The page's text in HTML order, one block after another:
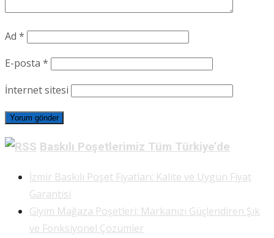
Ad *
E-posta *
İnternet sitesi
Baskılı Poşetlerimiz Tüm Türkiye’de
İzmir Baskılı Poşet Fiyatları: Kalite ve Uygun Fiyat
Garantisi
Giyim Mağaza Poşetleri: Markanızı Güçlendiren Şık
ve Fonksiyonel Çözümler